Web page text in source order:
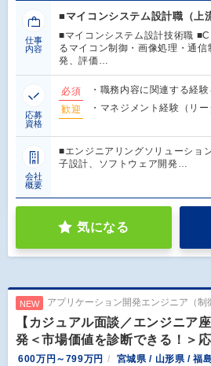
仕事
内容
■マイコンシステム設計職（上
■マイコンシステム設計技術職
るマイコン制御・画像処理・通
発、評価…
応募
資格
必須
・職務内容に関連する経
歓迎
・マネジメント経験（リー
会社
概要
■エンジニアリングソリューショ
子設計、ソフトウェア開発…
気になる
NEW アプリケーション開発エンジニア（制
【カジュアル面談／エンジニア
発＜市場価値を診断できる！＞
600万円～799万円
宮城県 / 山形県 / 福